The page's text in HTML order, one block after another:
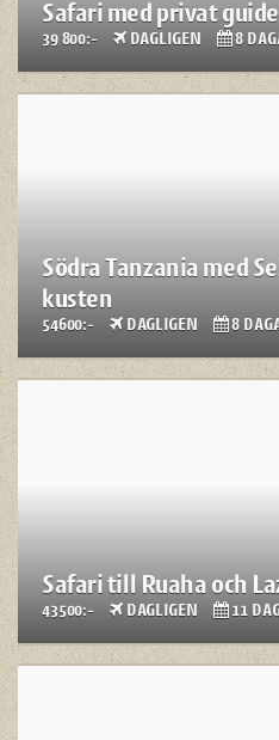
Safari med privat
39 800:- DAGLIGEN 8
Södra Tanzania med
kusten
54600:- DAGLIGEN 8
Safari till Ruaha och
43500:- DAGLIGEN 11